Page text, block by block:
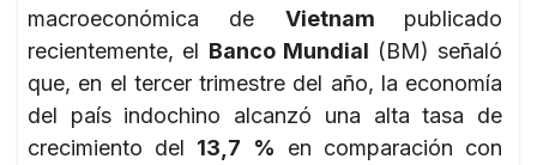
macroeconómica de Vietnam publicado
recientemente, el Banco Mundial (BM) señaló
que, en el tercer trimestre del año, la economía
del país indochino alcanzó una alta tasa de
crecimiento del 13,7 % en comparación con